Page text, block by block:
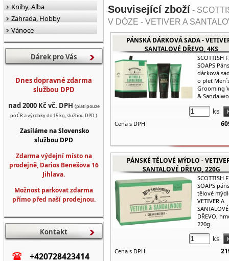
Související zboží -
V DÓZE - VETIVER A
PÁNSKÁ DÁRKOVÁ SADA -
SANTALOVÉ DŘEVO, 4KS
SCOTTISH
SOAPS
dárková
o pleť
Grooming
&
ks
Cena s DPH
PÁNSKÉ TĚLOVÉ MÝDLO -
SANTALOVÉ DŘEVO, 220G
SCOTTISH
SOAPS
tělové
VETIVER A
SANTALOVÉ
DŘEVO,
220g.
ks
Cena s DPH
Knihy, Alba
Zahrada, Hobby
Vánoce
Dárek pro Vás
Dnes dopravné zdarma
službou DPD
nad 2000 Kč vč. DPH (platí pouze
po ČR a výrobky do 15 kg, službou DPD.)
Zasíláme na Slovensko
službou DPD
Zdarma výdejní místo na
prodejně, Darios Benešova 16
Jihlava.
Možnost parkovat zdarma
přímo před naší prodejnou.
Kontakt
+420728423414